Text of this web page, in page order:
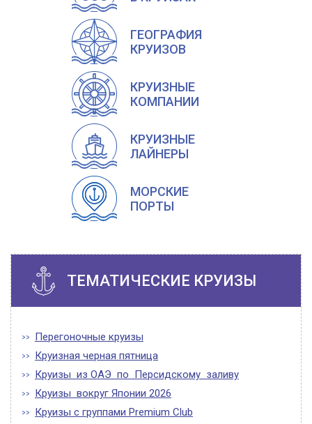
ГЕОГРАФИЯ
КРУИЗОВ
КРУИЗНЫЕ
КОМПАНИИ
КРУИЗНЫЕ
ЛАЙНЕРЫ
МОРСКИЕ
ПОРТЫ
ТЕМАТИЧЕСКИЕ КРУИЗЫ
Перегоночные круизы
Круизная черная пятница
Круизы из ОАЭ по Персидскому заливу
Круизы вокруг Японии 2026
Круизы с группами Premium Club